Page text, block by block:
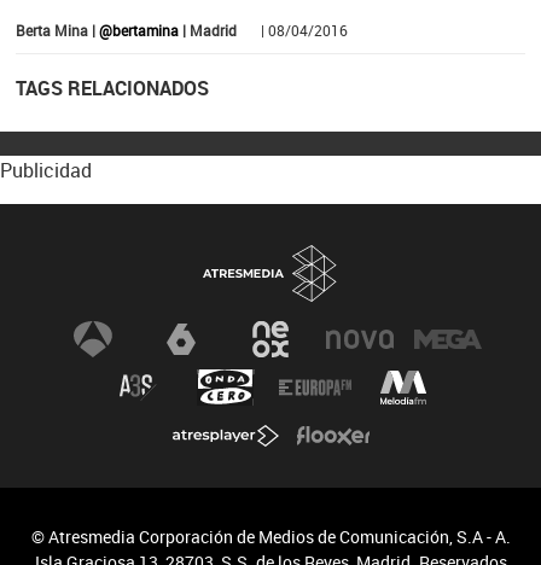
Berta Mina |@bertamina| Madrid | 08/04/2016
TAGS RELACIONADOS
Publicidad
© Atresmedia Corporación de Medios de Comunicación, S.A - A.